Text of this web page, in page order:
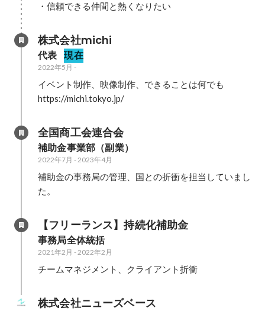
・信頼できる仲間と熱くなりたい
株式会社michi
代表 現在
2022年5月 -
イベント制作、映像制作、できることは何でも
https://michi.tokyo.jp/
全国商工会連合会
補助金事業部（副業）
2022年7月 -2023年4月
補助金の事務局の管理、国との折衝を担当していまし
た。
【フリーランス】持続化補助金
事務局全体統括
2021年2月 -2022年2月
チームマネジメント、クライアント折衝
株式会社ニューズベース